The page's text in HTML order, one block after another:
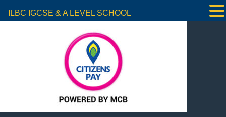
ILBC IGCSE & A LEVEL SCHOOL